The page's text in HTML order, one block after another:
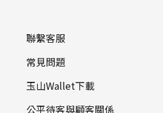
聯繫客服
常見問題
玉山Wallet下載
公平待客與顧客關係